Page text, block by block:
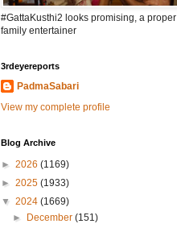
#GattaKusthi2 looks promising, a proper
family entertainer
3rdeyereports
PadmaSabari
View my complete profile
Blog Archive
► 2026 (1169)
► 2025 (1933)
▼ 2024 (1669)
►
December(151)